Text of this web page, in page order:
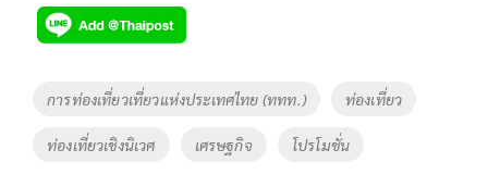
e
b
o
o
k
tt
er
p
y
Li
Tags
การท่องเที่ยวเที่ยวแห่งประเทศไทย (ททท.) ท่องเที่ยว
ท่องเที่ยวเชิงนิเวศ เศรษฐกิจ โปรโมชั่น